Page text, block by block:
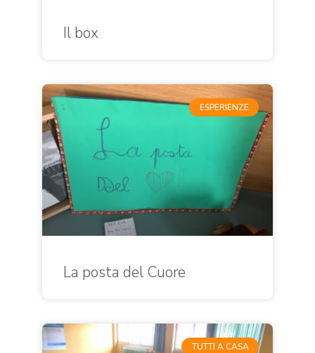
Il box
ESPERIENZE
La posta del Cuore
TUTTI A CASA